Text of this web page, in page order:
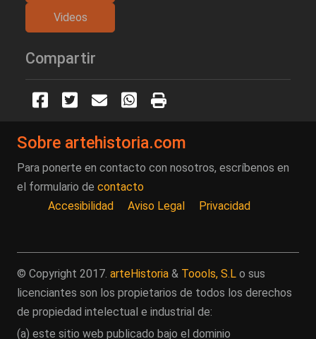
Videos
Compartir
Sobre artehistoria.com
Para ponerte en contacto con nosotros, escríbenos en
el formulario de contacto
Accesibilidad
Aviso Legal Privacidad
© Copyright 2017. arteHistoria & Toools, S.L o sus
licenciantes son los propietarios de todos los derechos
de propiedad intelectual e industrial de:
(a) este sitio web publicado bajo el dominio